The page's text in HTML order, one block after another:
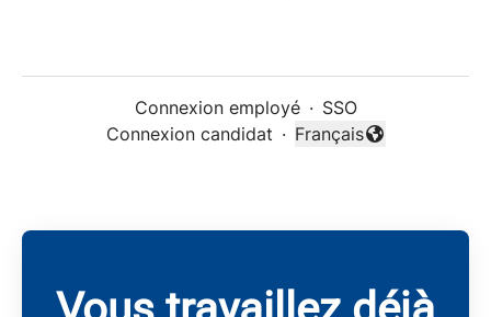
Connexion employé · SSO
Connexion candidat ·
Changer la langue
Français